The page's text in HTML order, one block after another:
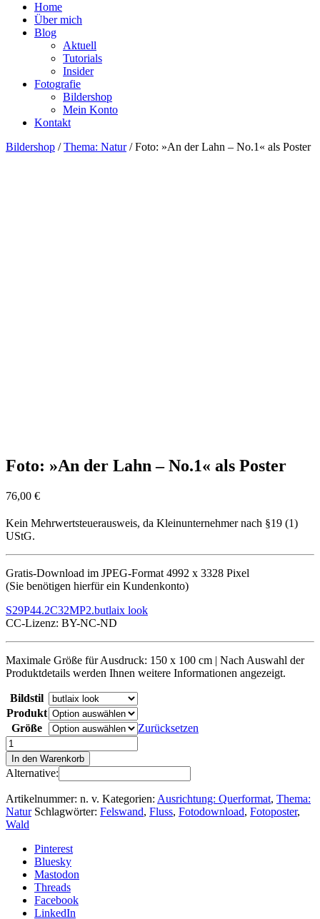
Home
Über mich
Blog
Aktuell
Tutorials
Insider
Fotografie
Bildershop
Mein Konto
Kontakt
Bildershop /Thema: Natur/ Foto: »An der Lahn – No.1« als Poster
Foto: »An der Lahn – No.1« als Poster
76,00 €
Kein Mehrwertsteuerausweis, da Kleinunternehmer nach §19 (1)
UStG.
Gratis-Download im JPEG-Format 4992 x 3328 Pixel
(Sie benötigen hierfür ein Kundenkonto)
S29P44.2C32MP2.butlaix look
CC-Lizenz: BY-NC-ND
Maximale Größe für Ausdruck: 150 x 100 cm | Nach Auswahl der
Produktdetails werden Ihnen weitere Informationen angezeigt.
Bildstil
Produkt
Größe
Zurücksetzen
Foto:
»An
der
Lahn
No.1«
als
Poster
Menge
In den Warenkorb
Alternative:
Artikelnummer: n. v. Kategorien: Ausrichtung: Querformat, Thema:
Natur Schlagwörter: Felswand, Fluss, Fotodownload, Fotoposter,
Wald
Pinterest
Bluesky
Mastodon
Threads
Facebook
LinkedIn